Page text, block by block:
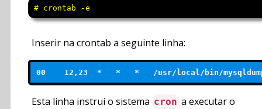
# crontab -e
Inserir na crontab a seguinte linha:
00    12,23  *   *   *   /usr/local/bin/
Esta linha instruí o sistema cron a executar o